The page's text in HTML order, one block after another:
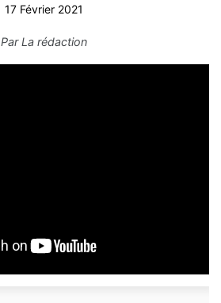
17 Février 2021
ParLa rédaction